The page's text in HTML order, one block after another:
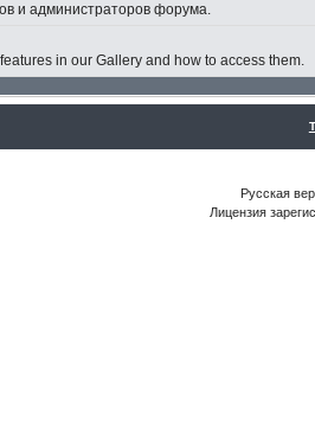
и администраторов форума.
in our Gallery and how to access them.
Русская
Лицензия